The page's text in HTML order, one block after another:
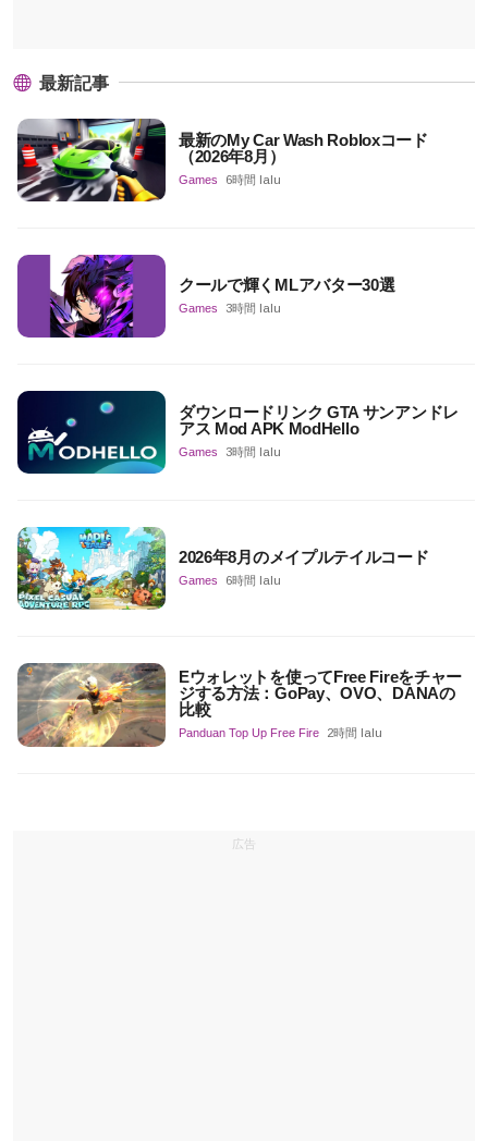
最新記事
最新のMy Car Wash Robloxコード
（2026年8月）
Games 6時間 lalu
クールで輝くMLアバター30選
Games 3時間 lalu
ダウンロードリンク GTA サンアンドレ
アス Mod APK ModHello
Games 3時間 lalu
2026年8月のメイプルテイルコード
Games 6時間 lalu
Eウォレットを使ってFree Fireをチャー
ジする方法：GoPay、OVO、DANAの
比較
Panduan Top Up Free Fire 2時間 lalu
広告